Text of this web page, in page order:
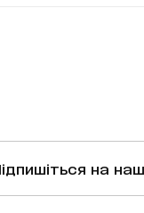
на